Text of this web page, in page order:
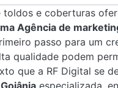
toldos e coberturas
Agência de
passo para um
qualidade podem
que a RF Digital se
especializada,